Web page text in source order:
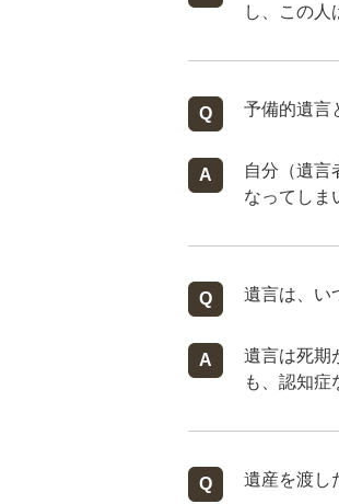
し、この人
予備的遺言
自分（遺言
なってしま
遺言は、い
遺言は死期
も、認知症
遺産を渡し